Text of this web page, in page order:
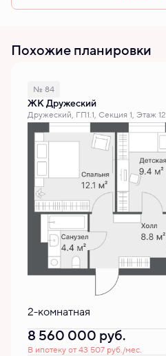
Похожие планировки
№ 84
ЖК Дружеский
Дружеский, ГП1.1, Секция 1, Этаж 12
2-комнатная
8 560 000 руб.
В ипотеку от 43 507 руб./мес.